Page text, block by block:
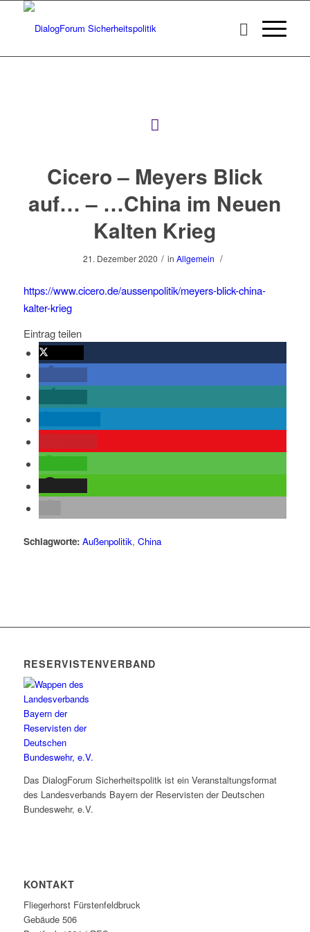
Cicero – Meyers Blick
auf… – …China im Neuen
Kalten Krieg
21. Dezember 2020 / inAllgemein /
https://www.cicero.de/aussenpolitik/meyers-blick-china-
kalter-krieg
Eintrag teilen
Schlagworte: Außenpolitik, China
RESERVISTENVERBAND
Das DialogForum Sicherheitspolitk ist ein Veranstaltungsformat
des Landesverbands Bayern der Reservisten der Deutschen
Bundeswehr, e.V.
KONTAKT
Fliegerhorst Fürstenfeldbruck
Gebäude 506